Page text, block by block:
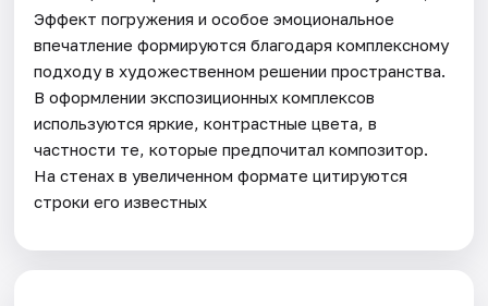
Эффект погружения и особое эмоциональное
впечатление формируются благодаря комплексному
подходу в художественном решении пространства.
В оформлении экспозиционных комплексов
используются яркие, контрастные цвета, в
частности те, которые предпочитал композитор.
На стенах в увеличенном формате цитируются
строки его известных